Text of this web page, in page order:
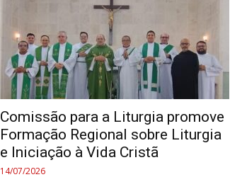
Comissão para a Liturgia promove
Formação Regional sobre Liturgia
e Iniciação à Vida Cristã
14/07/2026